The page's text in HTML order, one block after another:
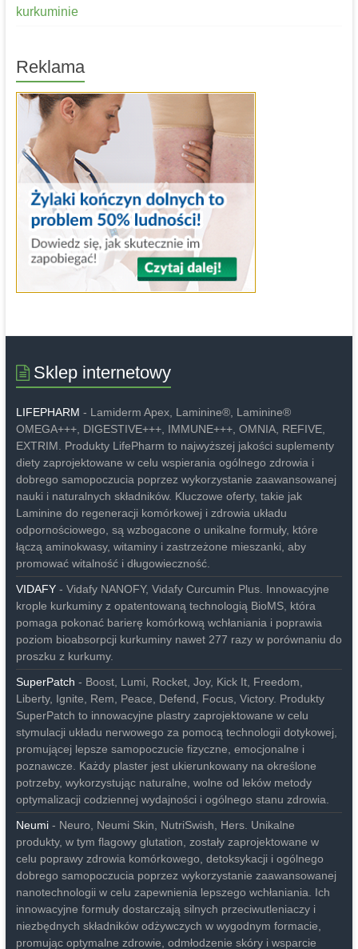
kurkuminie
Reklama
Sklep internetowy
LIFEPHARM - Lamiderm Apex, Laminine®, Laminine®
OMEGA+++, DIGESTIVE+++, IMMUNE+++, OMNIA, REFIVE,
EXTRIM. Produkty LifePharm to najwyższej jakości suplementy
diety zaprojektowane w celu wspierania ogólnego zdrowia i
dobrego samopoczucia poprzez wykorzystanie zaawansowanej
nauki i naturalnych składników. Kluczowe oferty, takie jak
Laminine do regeneracji komórkowej i zdrowia układu
odpornościowego, są wzbogacone o unikalne formuły, które
łączą aminokwasy, witaminy i zastrzeżone mieszanki, aby
promować witalność i długowieczność.
VIDAFY- Vidafy NANOFY, Vidafy Curcumin Plus. Innowacyjne
krople kurkuminy z opatentowaną technologią BioMS, która
pomaga pokonać barierę komórkową wchłaniania i poprawia
poziom bioabsorpcji kurkuminy nawet 277 razy w porównaniu do
proszku z kurkumy.
SuperPatch - Boost, Lumi, Rocket, Joy, Kick It, Freedom,
Liberty, Ignite, Rem, Peace, Defend, Focus, Victory. Produkty
SuperPatch to innowacyjne plastry zaprojektowane w celu
stymulacji układu nerwowego za pomocą technologii dotykowej,
promującej lepsze samopoczucie fizyczne, emocjonalne i
poznawcze. Każdy plaster jest ukierunkowany na określone
potrzeby, wykorzystując naturalne, wolne od leków metody
optymalizacji codziennej wydajności i ogólnego stanu zdrowia.
Neumi- Neuro, Neumi Skin, NutriSwish, Hers. Unikalne
produkty, w tym flagowy glutation, zostały zaprojektowane w
celu poprawy zdrowia komórkowego, detoksykacji i ogólnego
dobrego samopoczucia poprzez wykorzystanie zaawansowanej
nanotechnologii w celu zapewnienia lepszego wchłaniania. Ich
innowacyjne formuły dostarczają silnych przeciwutleniaczy i
niezbędnych składników odżywczych w wygodnym formacie,
promując optymalne zdrowie, odmłodzenie skóry i wsparcie